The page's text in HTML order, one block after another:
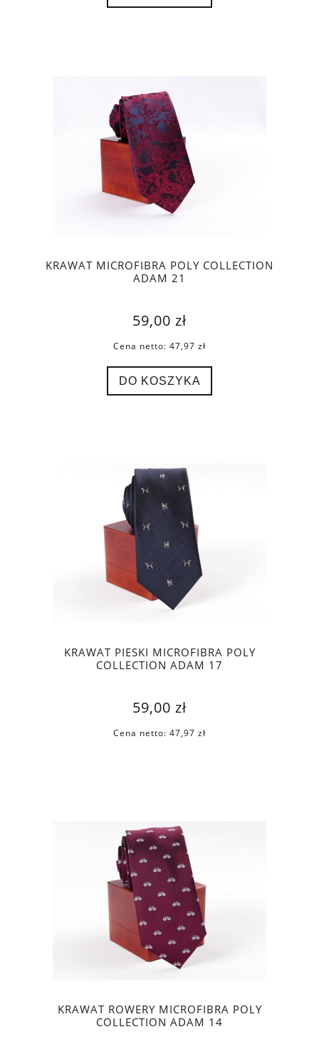
KRAWAT MICROFIBRA POLY COLLECTION
ADAM 21
59,00 zł
Cena netto: 47,97 zł
DO KOSZYKA
KRAWAT PIESKI MICROFIBRA POLY
COLLECTION ADAM 17
59,00 zł
Cena netto: 47,97 zł
KRAWAT ROWERY MICROFIBRA POLY
COLLECTION ADAM 14